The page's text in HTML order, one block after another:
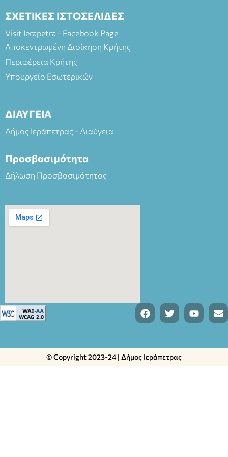
ΣΧΕΤΙΚΕΣ ΙΣΤΟΣΕΛΙΔΕΣ
Visit Ierapetra - Facebook Page
Αποκεντρωμένη Διοίκηση Κρήτης
Περιφέρεια Κρήτης
Υπουργείο Εσωτερικών
ΔΙΑΥΓΕΙΑ
Δήμος Ιεράπετρας - Διαύγεια
Προσβασιμότητα
Δήλωση Προσβασιμότητας
© Copyright 2023-24 | Δήμος Ιεράπετρας